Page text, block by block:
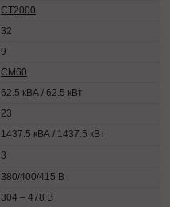
СТ2000
32
9
СМ60
62.5 кВА / 62.5 кВт
23
1437.5 кВА / 1437.5 кВт
3
380/400/415 В
304 – 478 В